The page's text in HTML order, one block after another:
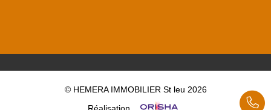
© HEMERA IMMOBILIER St leu 2026
Réalisation